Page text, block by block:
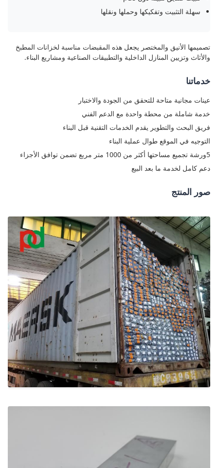
سهلة التثبيت وتفكيكها وحملها ونقلها
تصميمها الأنيق والمختصر يجعل هذه المقبضات مناسبة لخزانات المطبخ
والأثاث وتزيين المنازل الداخلية والتطبيقات الصناعية ومشاريع البناء.
خدماتنا
عينات مجانية متاحة للتحقق من الجودة والاختبار
خدمة شاملة من محطة واحدة مع الدعم الفني
فريق البحث والتطوير يقدم الخدمات التقنية قبل البناء
التوجيه في الموقع طوال عملية البناء
5ورشة تجميع مساحتها أكثر من 1000 متر مربع تضمن توافق الأجزاء
دعم كامل لخدمة ما بعد البيع
صور المنتج